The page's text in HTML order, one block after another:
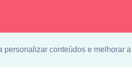
personalizar conteúdos e melhorar